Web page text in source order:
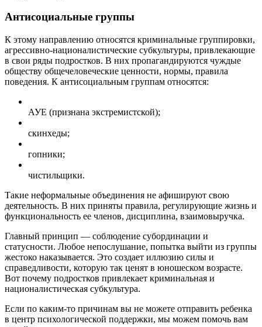
Антисоциальные группы
К этому направлению относятся криминальные группировки,
агрессивно-националистические субкультуры, привлекающие
в свои ряды подростков. В них пропагандируются чуждые
обществу общечеловеческие ценности, нормы, правила
поведения. К антисоциальным группам относятся:
АУЕ (признана экстремистской);
скинхеды;
гопники;
чистильщики.
Такие неформальные объединения не афишируют свою
деятельность. В них приняты правила, регулирующие жизнь и
функциональность ее членов, дисциплина, взаимовыручка.
Главный принцип — соблюдение субординации и
статусности. Любое непослушание, попытка выйти из группы
жестоко наказывается. Это создает иллюзию силы и
справедливости, которую так ценят в юношеском возрасте.
Вот почему подростков привлекает криминальная и
националистическая субкультура.
Если по каким-то причинам вы не можете отправить ребенка
в центр психологической поддержки, мы можем помочь вам